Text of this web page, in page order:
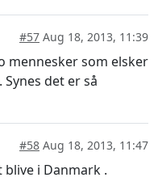
#57 Aug 18, 2013, 11:39
mennesker som elsker
det er så
#58 Aug 18, 2013, 11:47
blive i Danmark .